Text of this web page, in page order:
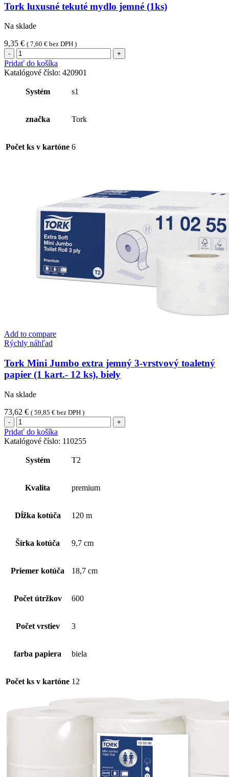
Tork luxusné tekuté mydlo jemné (1ks)
Na sklade
9,35 € ( 7,60 € bez DPH )
množstvo
Tork
luxusné
tekuté
mydlo
jemné
Pridať do košíka
Katalógové číslo: 420901
Systém s1
značka Tork
Počet ks v kartóne 6
Add to compare
Rýchly náhľad
Tork Mini Jumbo extra jemný 3-vrstvový toaletný
papier (1 kart.- 12 ks), biely
Na sklade
73,62 € ( 59,85 € bez DPH )
množstvo
Tork
Mini
Jumbo
extra
jemný
vrstvový
(1
ks),
Pridať do košíka
Katalógové číslo: 110255
Systém T2
Kvalita premium
Dĺžka kotúča 120 m
Šírka kotúča 9,7 cm
Priemer kotúča 18,7 cm
Počet útržkov 600
Počet vrstiev 3
farba papiera biela
Počet ks v kartóne 12